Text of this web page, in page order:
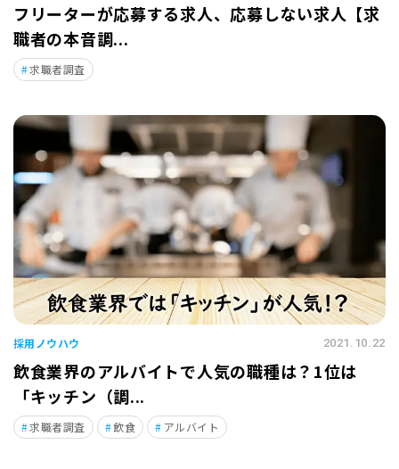
フリーターが応募する求人、応募しない求人【求
職者の本音調...
求職者調査
採用ノウハウ 2021.10.22
飲食業界のアルバイトで人気の職種は？1位は
「キッチン（調...
求職者調査 飲食 アルバイト